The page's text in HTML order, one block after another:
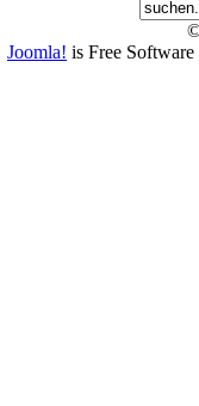
Joomla! is Free